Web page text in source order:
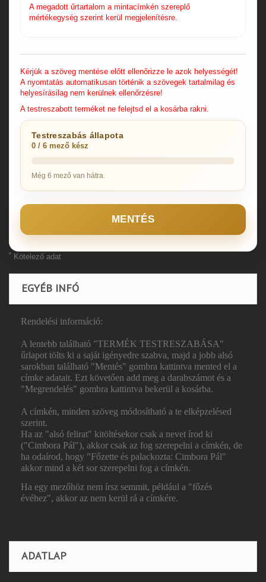
A megadott űrtartalom a mintacímkén szereplő
mértékegység szerint kerül megjelenítésre.
Kérjük a szöveg mentése előtt ellenőrizze le azok helyességét!
A nyomtatás automatikusan történik a szövegek tartalmilag és
helyesírásilag nem kerülnek ellenőrzésre!
A testreszabott terméket ne felejtsd el a kosárba rakni.
Testreszabás állapota
0 / 6 mező kész
Még 6 mező van hátra.
MENTÉS
* Kötelező adat
EGYÉB INFÓ
Rendelési információ:
A lentebb található "TERMÉK TESTRESZABÁSA"
űrlapot tölts ki a saját igényedre szabva, majd a jobb alsó
sarokban található "Mentés" gombra kattintva mented el a
címke adatait. Ezt követően add meg a darabszámot és a
"Megrendelés" gombra kattintva bekerül a kosárba.
A címkén, minden szöveg módosítható a te elképzelésed
szerint.
Ha az "alsó felirat" kitöltésekor csak a nevet írod ki
("Cimbora Pál"), akkor csak az fog szerepelni a címkén, de
ha odaírod, hogy "Főzette és palackozta: Cimbora Pál"
akkor mind a két sor szerepelni fog a címkén.
Ha egy mezőhöz nem írsz semmit, például a "főzés
évéhez", akkor az nem kerül rá a címkére.
ADATLAP